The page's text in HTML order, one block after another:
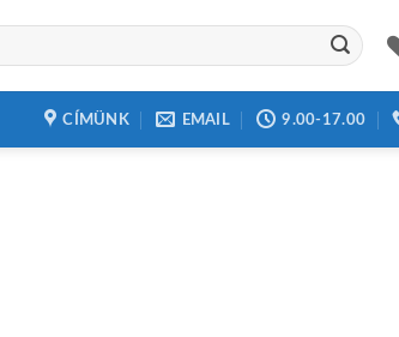
CÍMÜNK EMAIL 9.00-17.00